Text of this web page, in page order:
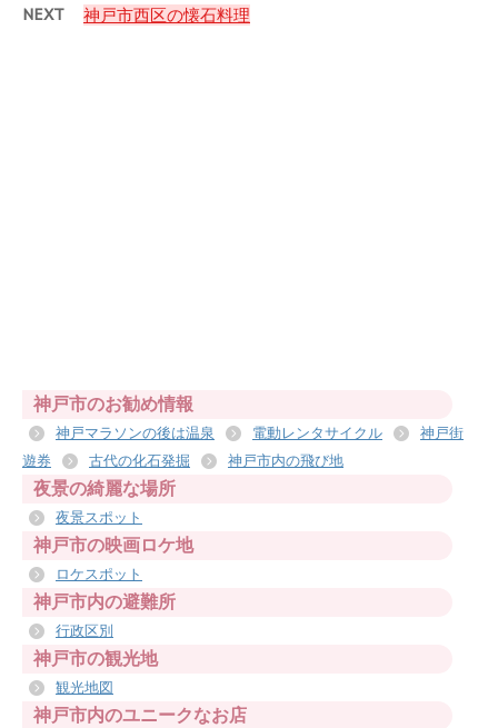
NEXT 神戸市西区の懐石料理
神戸市のお勧め情報
神戸マラソンの後は温泉 電動レンタサイクル
神戸街
遊券
古代の化石発掘 神戸市内の飛び地
夜景の綺麗な場所
夜景スポット
神戸市の映画ロケ地
ロケスポット
神戸市内の避難所
行政区別
神戸市の観光地
観光地図
神戸市内のユニークなお店